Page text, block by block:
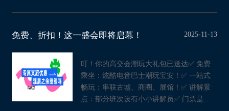
免费、折扣！这一盛会即将启幕！ 2025-11-13
叮！你的高交会潮玩大礼包已送达✅ 免费
乘坐：炫酷电音巴士潮玩宝安！✅ 一站式
畅玩：串联古墟、商圈、展馆！✅ 讲解景
点：部分班次设有小小讲解员✅ 门票是通